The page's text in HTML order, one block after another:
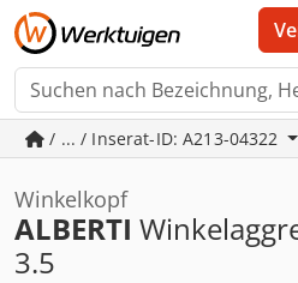
/ ... / Inserat-ID: A213-04322
Winkelkopf
ALBERTI
3.5